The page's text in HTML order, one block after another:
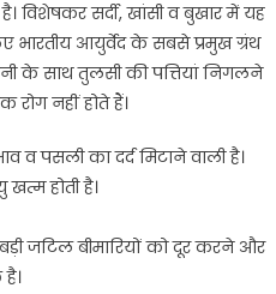
विशेषकर सर्दी, खांसी व बुखार में यह
भारतीय आयुर्वेद के सबसे प्रमुख ग्रंथ
के साथ तुलसी की पत्तियां निगलने
रोग नहीं होते हैं।
व पसली का दर्द मिटाने वाली है।
खत्म होती है।
जटिल बीमारियों को दूर करने और